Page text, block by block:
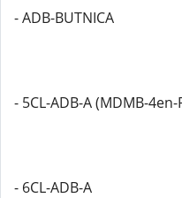
- ADB-BUTNICA
- 5CL-ADB-A (MDMB-4en-
- 6CL-ADB-A